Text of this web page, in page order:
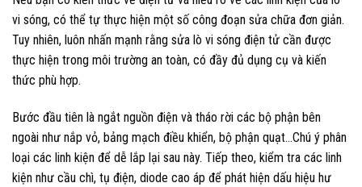
vi sóng, có thể tự thực hiện một số công đoạn sửa chữa đơn giản.
Tuy nhiên, luôn nhấn mạnh rằng sửa lò vi sóng điện tử cần được
thực hiện trong môi trường an toàn, có đầy đủ dụng cụ và kiến
thức phù hợp.
Bước đầu tiên là ngắt nguồn điện và tháo rời các bộ phận bên
ngoài như nắp vỏ, bảng mạch điều khiển, bộ phận quạt…Chú ý phân
loại các linh kiện để dễ lắp lại sau này. Tiếp theo, kiểm tra các linh
kiện như cầu chì, tụ điện, diode cao áp để phát hiện dấu hiệu hư